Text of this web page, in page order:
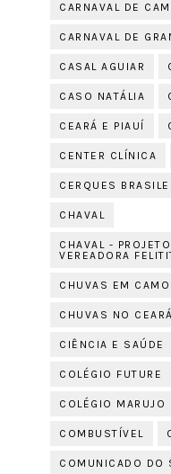
CARNAVAL DE
CARNAVAL DE
CASAL AGUIAR
CASO NATÁLIA
CEARÁ E PIAUÍ
CENTER CLÍNICA
CERQUES
CHAVAL
CHAVAL -
VEREADORA
CHUVAS EM
CHUVAS NO CEARÁ
CIÊNCIA E SAÚDE
COLÉGIO FUTURE
COLÉGIO MARUJO
COMBUSTÍVEL
COMUNICADO DO